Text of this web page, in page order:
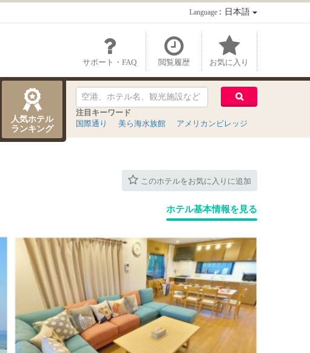
Language：日本語
サポート・FAQ 閲覧履歴 お気に入り
人気ホテル
ランキング
注目キーワード
国際通り
美ら海水族館 アメリカンビレッジ
このホテルをお気に入りに追加
ホテル基本情報を見る